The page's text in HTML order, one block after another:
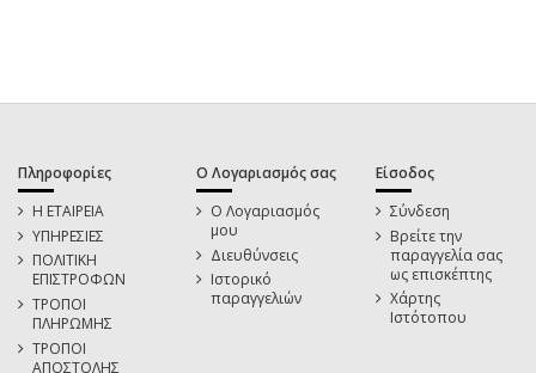
Πληροφορίες
Η ΕΤΑΙΡΕΙΑ
ΥΠΗΡΕΣΙΕΣ
ΠΟΛΙΤΙΚΗ
ΕΠΙΣΤΡΟΦΩΝ
ΤΡΟΠΟΙ
ΠΛΗΡΩΜΗΣ
ΤΡΟΠΟΙ
ΑΠΟΣΤΟΛΗΣ
Ο Λογαριασμός σας
Ο Λογαριασμός
μου
Διευθύνσεις
Ιστορικό
παραγγελιών
Είσοδος
Σύνδεση
Βρείτε την
παραγγελία σας
ως επισκέπτης
Χάρτης
Ιστότοπου